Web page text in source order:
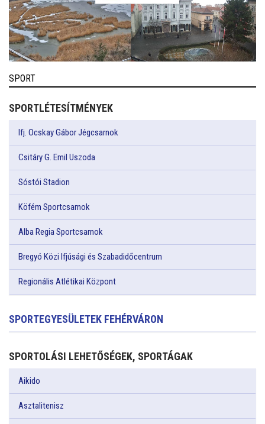
SPORT
SPORTLÉTESÍTMÉNYEK
Ifj. Ocskay Gábor Jégcsarnok
Csitáry G. Emil Uszoda
Sóstói Stadion
Köfém Sportcsarnok
Alba Regia Sportcsarnok
Bregyó Közi Ifjúsági és Szabadidőcentrum
Regionális Atlétikai Központ
SPORTEGYESÜLETEK FEHÉRVÁRON
SPORTOLÁSI LEHETŐSÉGEK, SPORTÁGAK
Aikido
Asztalitenisz